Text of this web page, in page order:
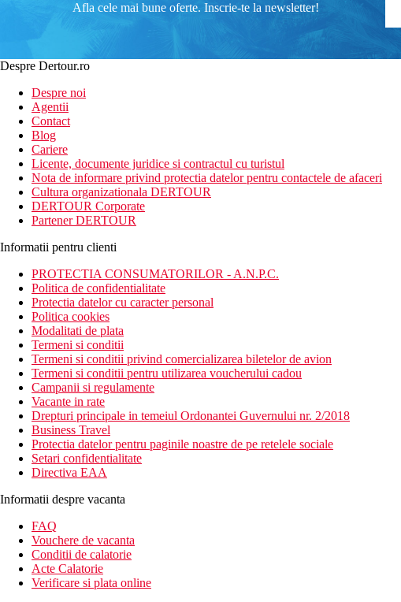
Afla cele mai bune oferte. Inscrie-te la newsletter!
Despre Dertour.ro
Despre noi
Agentii
Contact
Blog
Cariere
Licente, documente juridice si contractul cu turistul
Nota de informare privind protectia datelor pentru contactele de afaceri
Cultura organizationala DERTOUR
DERTOUR Corporate
Partener DERTOUR
Informatii pentru clienti
PROTECTIA CONSUMATORILOR - A.N.P.C.
Politica de confidentialitate
Protectia datelor cu caracter personal
Politica cookies
Modalitati de plata
Termeni si conditii
Termeni si conditii privind comercializarea biletelor de avion
Termeni si conditii pentru utilizarea voucherului cadou
Campanii si regulamente
Vacante in rate
Drepturi principale in temeiul Ordonantei Guvernului nr. 2/2018
Business Travel
Protectia datelor pentru paginile noastre de pe retelele sociale
Setari confidentialitate
Directiva EAA
Informatii despre vacanta
FAQ
Vouchere de vacanta
Conditii de calatorie
Acte Calatorie
Verificare si plata online